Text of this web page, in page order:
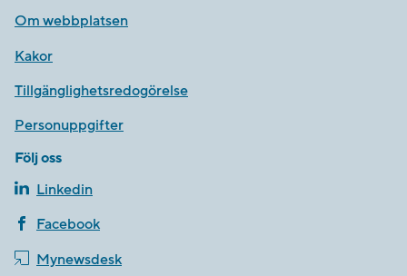
Om webbplatsen
Kakor
Tillgänglighetsredogörelse
Personuppgifter
Följ oss
Linkedin
Facebook
Mynewsdesk